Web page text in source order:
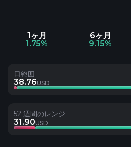
1ヶ月
1.75%
6ヶ月
9.15%
日範囲
38.76USD
52 週間のレンジ
31.90USD